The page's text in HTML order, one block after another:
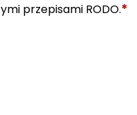
przepisami RODO.*